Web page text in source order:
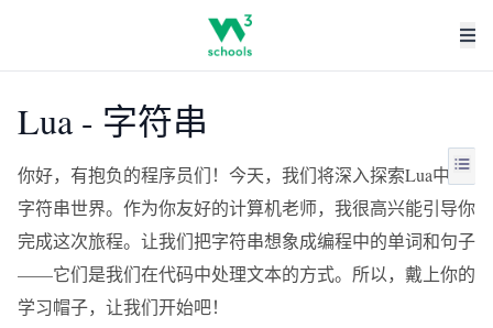
Lua - 字符串
你好，有抱负的程序员们！今天，我们将深入探索Lua中的
字符串世界。作为你友好的计算机老师，我很高兴能引导你
完成这次旅程。让我们把字符串想象成编程中的单词和句子
——它们是我们在代码中处理文本的方式。所以，戴上你的
学习帽子，让我们开始吧！